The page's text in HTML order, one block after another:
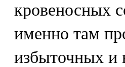
кровеносных
именно там
избыточных и